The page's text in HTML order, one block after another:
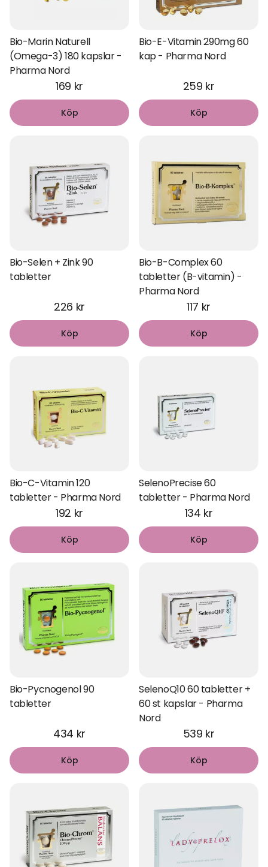
Bio-Marin Naturell
(Omega-3) 180 kapslar -
Pharma Nord
169 kr
Köp
Bio-E-Vitamin 290mg 60
kap - Pharma Nord
259 kr
Köp
Bio-Selen + Zink 90
tabletter
226 kr
Köp
Bio-B-Complex 60
tabletter (B-vitamin) -
Pharma Nord
117 kr
Köp
Bio-C-Vitamin 120
tabletter - Pharma Nord
192 kr
Köp
SelenoPrecise 60
tabletter - Pharma Nord
134 kr
Köp
Bio-Pycnogenol 90
tabletter
434 kr
Köp
SelenoQ10 60 tabletter +
60 st kapslar - Pharma
Nord
539 kr
Köp